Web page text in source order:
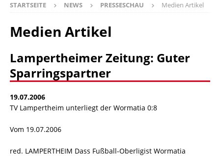
STARTSEITE NEWS PRESSESCHAU Medien Artikel
Medien Artikel
Lampertheimer Zeitung: Guter
Sparringspartner
19.07.2006
TV Lampertheim unterliegt der Wormatia 0:8
Vom 19.07.2006
red. LAMPERTHEIM Dass Fußball-Oberligist Wormatia